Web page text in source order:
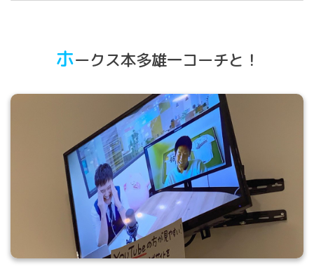
ホークス本多雄一コーチと！